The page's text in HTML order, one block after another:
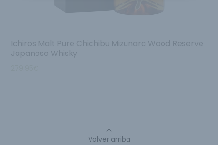
Ichiros Malt Pure Chichibu Mizunara Wood Reserve
Japanese Whisky
Volver arriba